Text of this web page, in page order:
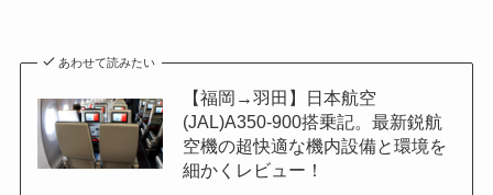
あわせて読みたい
【福岡→羽田】日本航空
(JAL)A350-900搭乗記。最新鋭航
空機の超快適な機内設備と環境を
細かくレビュー！